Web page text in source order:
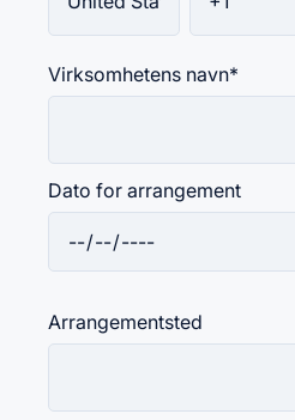
Virksomhetens navn*
Dato for arrangement
Arrangementsted